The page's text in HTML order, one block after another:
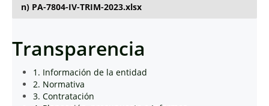
n) PA-7804-IV-TRIM-2023.xlsx
Transparencia
1. Información de la entidad
2. Normativa
3. Contratación